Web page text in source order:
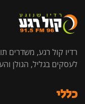
רדיו קול רגע, משדרים
לעסקים בגליל, הגולן
כללי